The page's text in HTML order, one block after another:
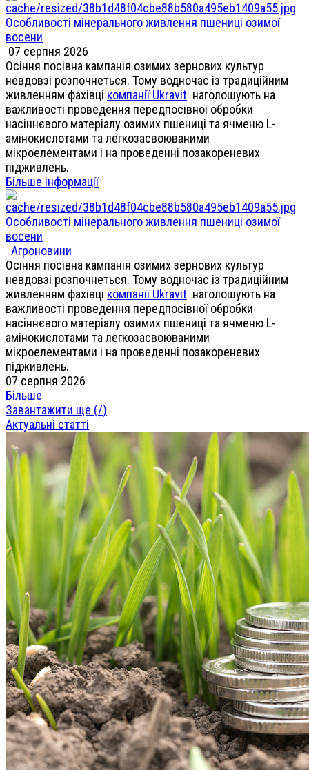
Особливості мінерального живлення пшениці озимої
восени
07 серпня 2026
Осіння посівна кампанія озимих зернових культур
невдовзі розпочнеться. Тому водночас із традиційним
живленням фахівці компанії Ukravit наголошують на
важливості проведення передпосівної обробки
насіннєвого матеріалу озимих пшениці та ячменю L-
амінокислотами та легкозасвоюваними
мікроелементами і на проведенні позакореневих
підживлень.
Більше інформації
Особливості мінерального живлення пшениці озимої
восени
Агроновини
Осіння посівна кампанія озимих зернових культур
невдовзі розпочнеться. Тому водночас із традиційним
живленням фахівці компанії Ukravit наголошують на
важливості проведення передпосівної обробки
насіннєвого матеріалу озимих пшениці та ячменю L-
амінокислотами та легкозасвоюваними
мікроелементами і на проведенні позакореневих
підживлень.
07 серпня 2026
Більше
Завантажити ще (/)
Актуальні статті